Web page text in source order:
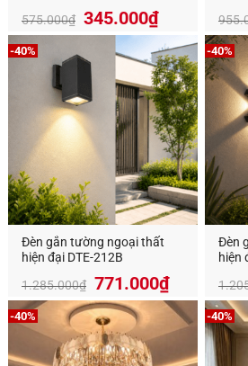
575.000₫ 345.000₫
-40%
Đèn gắn tường ngoại thất
hiện đại DTE-212B
1.285.000₫ Giá
gốc
là:
1.285.000₫.
771.000₫Giá
hiện
tại
là:
771.000₫.
-40%
Đèn
hiện
-40% -40%